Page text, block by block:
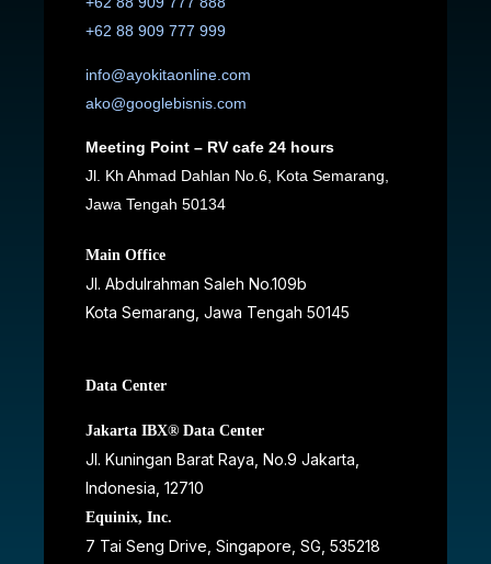
+62 88 909 777 999
info@ayokitaonline.com
ako@googlebisnis.com
Meeting Point – RV cafe 24 hours
Jl. Kh Ahmad Dahlan No.6, Kota Semarang,
Jawa Tengah 50134
Main Office
Jl. Abdulrahman Saleh No.109b
Kota Semarang, Jawa Tengah 50145
Data Center
Jakarta IBX® Data Center
JI. Kuningan Barat Raya, No.9 Jakarta,
Indonesia, 12710
Equinix, Inc.
7 Tai Seng Drive, Singapore, SG, 535218